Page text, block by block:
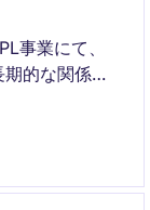
事業にて、
的な関係構
、新サービ